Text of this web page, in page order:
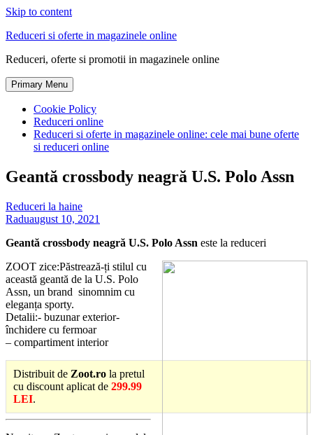
Skip to content
Reduceri si oferte in magazinele online
Reduceri, oferte si promotii in magazinele online
Primary Menu
Cookie Policy
Reduceri online
Reduceri si oferte in magazinele online: cele mai bune oferte
si reduceri online
Geantă crossbody neagră U.S. Polo Assn
Reduceri la haine
Raduaugust 10, 2021
Geantă crossbody neagră U.S. Polo Assn este la reduceri
ZOOT zice:Păstrează-ți stilul cu
această geantă de la U.S. Polo
Assn, un brand sinomnim cu
eleganța sporty.
Detalii:- buzunar exterior-
închidere cu fermoar
– compartiment interior
Distribuit de Zoot.ro la pretul
cu discount aplicat de 299.99
LEI.